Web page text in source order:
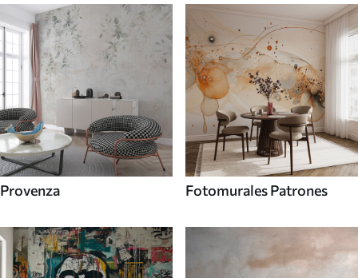
Provenza Fotomurales Patrones